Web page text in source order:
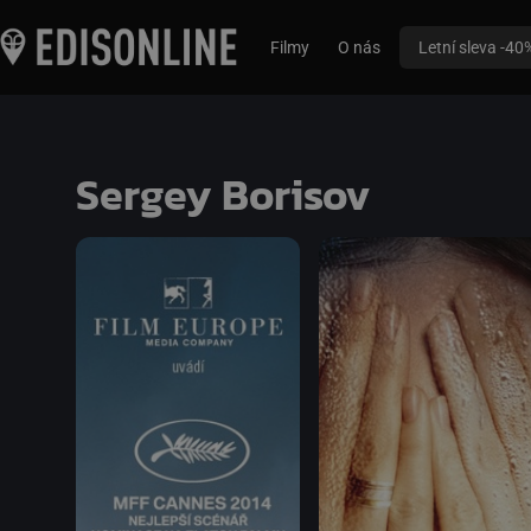
Filmy O nás Letní sleva -
Sergey Borisov